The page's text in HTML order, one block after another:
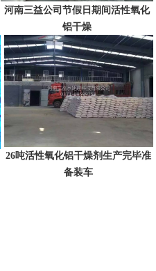
河南三益公司节假日期间活性氧化
铝干燥
26吨活性氧化铝干燥剂生产完毕准
备装车